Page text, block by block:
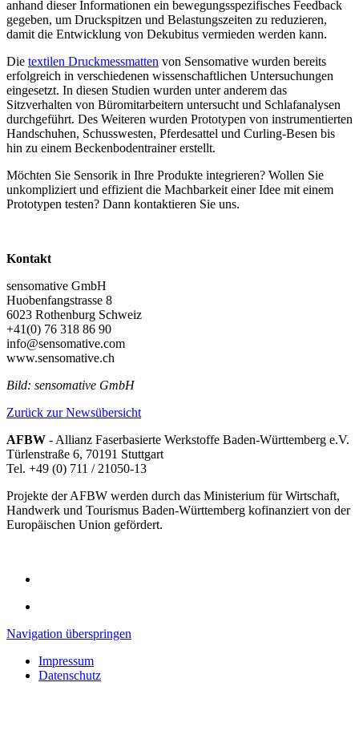
anhand dieser Informationen ein bewegungsspezifisches Feedback
gegeben, um Druckspitzen und Belastungszeiten zu reduzieren,
damit die Entwicklung von Dekubitus vermieden werden kann.
Die textilen Druckmessmatten von Sensomative wurden bereits
erfolgreich in verschiedenen wissenschaftlichen Untersuchungen
eingesetzt. In diesen Studien wurden unter anderem das
Sitzverhalten von Büromitarbeitern untersucht und Schlafanalysen
durchgeführt. Des Weiteren wurden Prototypen von instrumentierten
Handschuhen, Schusswesten, Pferdesattel und Curling-Besen bis
hin zu einem Beckenbodentrainer erstellt.
Möchten Sie Sensorik in Ihre Produkte integrieren? Wollen Sie
unkompliziert und effizient die Machbarkeit einer Idee mit einem
Prototypen testen? Dann kontaktieren Sie uns.
Kontakt
sensomative GmbH
Huobenfangstrasse 8
6023 Rothenburg Schweiz
+41(0) 76 318 86 90
info@sensomative.com
www.sensomative.ch
Bild: sensomative GmbH
Zurück zur Newsübersicht
AFBW - Allianz Faserbasierte Werkstoffe Baden-Württemberg e.V.
Türlenstraße 6, 70191 Stuttgart
Tel. +49 (0) 711 / 21050-13
Projekte der AFBW werden durch das Ministerium für Wirtschaft,
Handwerk und Tourismus Baden-Württemberg kofinanziert von der
Europäischen Union gefördert.
Navigation überspringen
Impressum
Datenschutz